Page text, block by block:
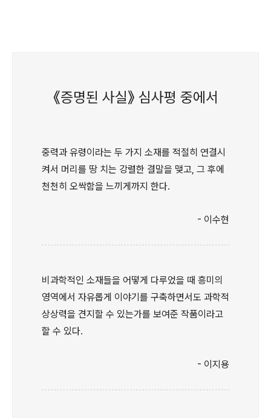
《증명된 사실》 심사평 중에서
중력과 유령이라는 두 가지 소재를 적절히 연결시
켜서 머리를 땅 치는 강렬한 결말을 맺고, 그 후에
천천히 오싹함을 느끼게까지 한다.
- 이수현
비과학적인 소재들을 어떻게 다루었을 때 흥미의
영역에서 자유롭게 이야기를 구축하면서도 과학적
상상력을 견지할 수 있는가를 보여준 작품이라고
할 수 있다.
- 이지용